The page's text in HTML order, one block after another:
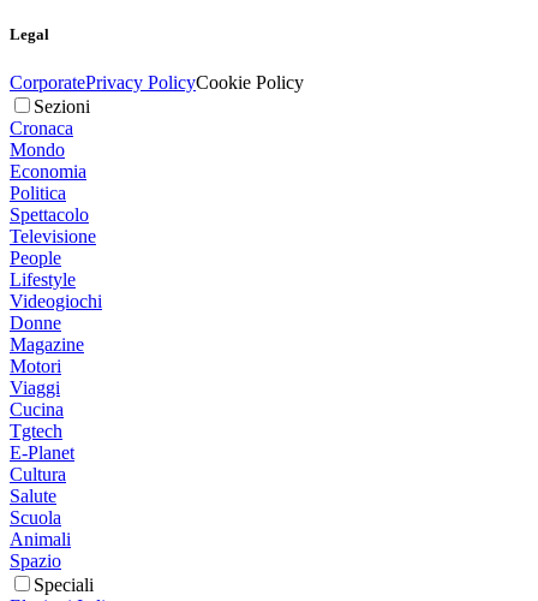
Legal
CorporatePrivacy PolicyCookie Policy
Sezioni
Cronaca
Mondo
Economia
Politica
Spettacolo
Televisione
People
Lifestyle
Videogiochi
Donne
Magazine
Motori
Viaggi
Cucina
Tgtech
E-Planet
Cultura
Salute
Scuola
Animali
Spazio
Speciali